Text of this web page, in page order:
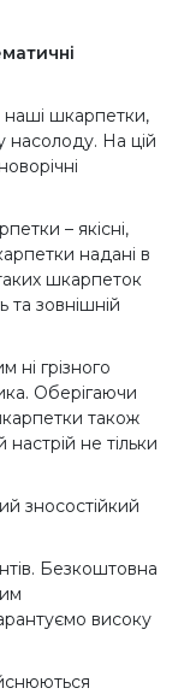
наші шкарпетки,
насолоду. На цій
– якісні,
надані в
шкарпеток
та зовнішній
ні грізного
Оберігаючи
також
не тільки
зносостійкий
Безкоштовна
високу